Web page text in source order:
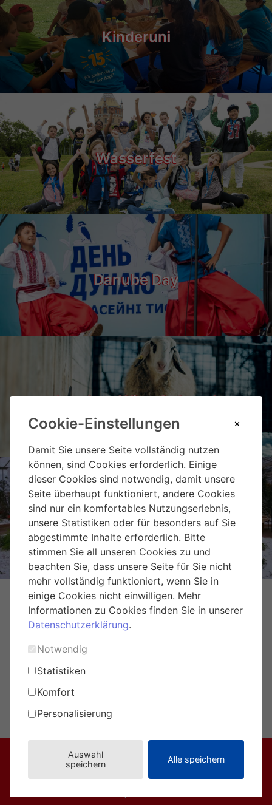
Cookie-Einstellungen
Damit Sie unsere Seite vollständig nutzen
können, sind Cookies erforderlich. Einige
dieser Cookies sind notwendig, damit unsere
Seite überhaupt funktioniert, andere Cookies
sind nur ein komfortables Nutzungserlebnis,
unsere Statistiken oder für besonders auf Sie
abgestimmte Inhalte erforderlich. Bitte
stimmen Sie all unseren Cookies zu und
beachten Sie, dass unsere Seite für Sie nicht
mehr vollständig funktioniert, wenn Sie in
einige Cookies nicht einwilligen. Mehr
Informationen zu Cookies finden Sie in unserer
Datenschutzerklärung.
Notwendig
Statistiken
Komfort
Personalisierung
Auswahl
speichern
Alle speichern
Kinderuni
Wasserfest
Danube Day
Landgut Wien Cobenzl
Weihnachtsmarkt Hirschstetten
umweltprofis@eule-wien.at